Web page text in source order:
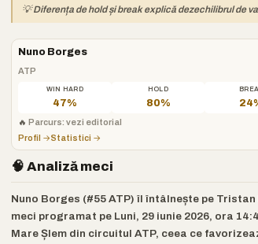
💡 Diferența de hold și break explică dezechilibrul de
Nuno Borges
ATP
WIN HARD
47%
HOLD
80%
🔥 Parcurs: vezi editorial
Profil →Statistici →
🧠 Analiză meci
Nuno Borges (#55 ATP) îl întâlnește pe
meci programat pe Luni, 29 iunie 2026, ora
Mare Șlem din circuitul ATP, ceea ce